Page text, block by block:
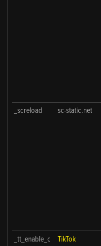
_screload sc-static.net
_tt_enable_c
TikTok